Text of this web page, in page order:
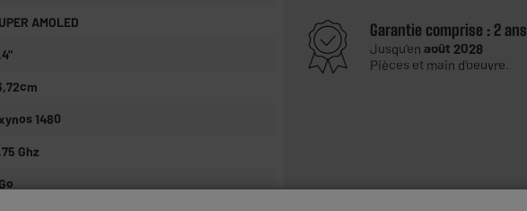
Garantie comprise : 2 ans
Jusqu'en août 2028
Pièces et main d'oeuvre.
AMOLED
1480
Ghz